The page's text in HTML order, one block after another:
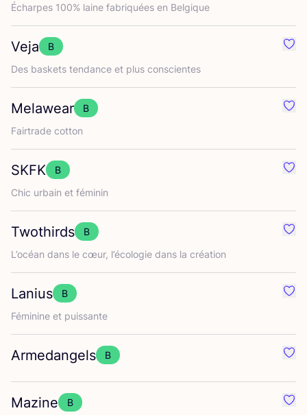
Écharpes 100% laine fabri­quées en Belgique
Veja
B
Des bas­kets ten­dance et plus conscientes
Melawear
B
Fair­trade cotton
SKFK
B
Chic urbain et féminin
Twothirds
B
L’o­céan dans le cœur, l’é­co­lo­gie dans la création
Lanius
B
Fémi­nine et puissante
Armedangels B
Mazine B